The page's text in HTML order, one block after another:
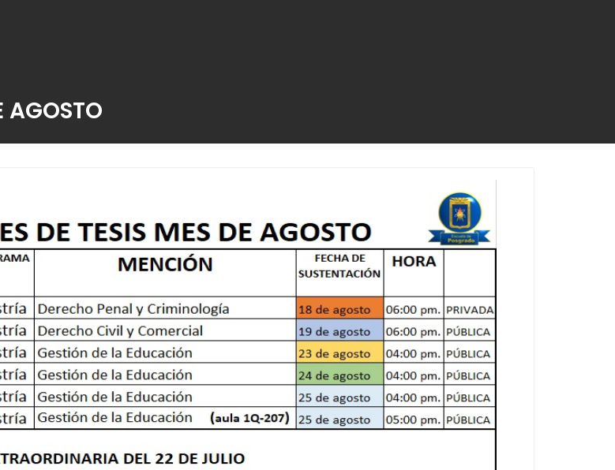
AGOSTO